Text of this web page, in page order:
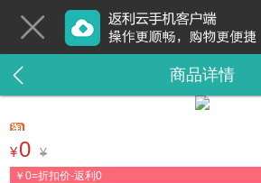
商品详情
¥0 ¥
￥0=折扣价-返利0